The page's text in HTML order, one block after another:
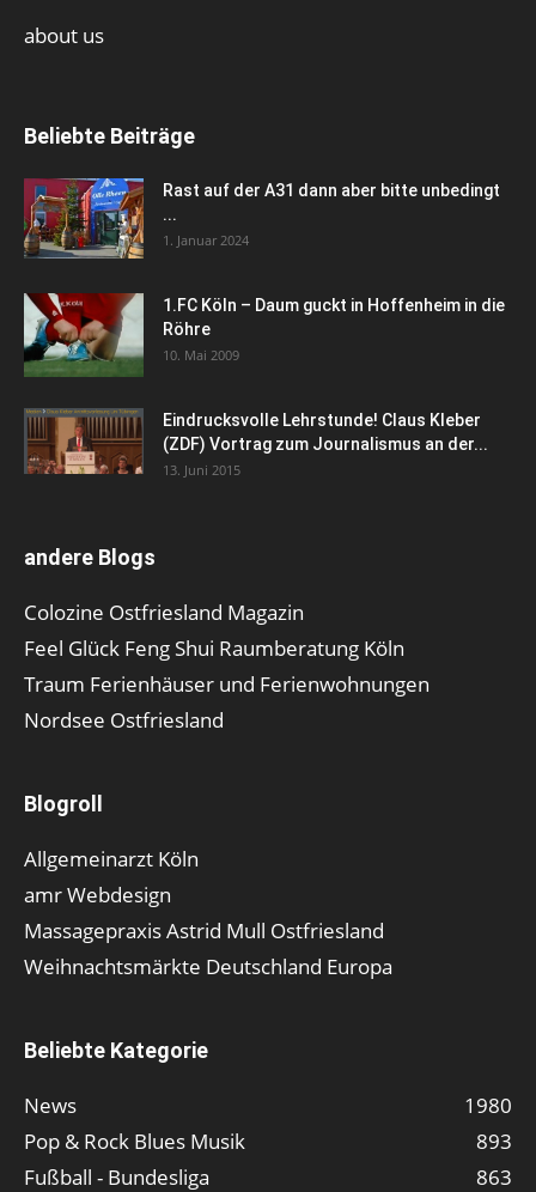
about us
Beliebte Beiträge
Rast auf der A31 dann aber bitte unbedingt
...
1. Januar 2024
1.FC Köln – Daum guckt in Hoffenheim in die
Röhre
10. Mai 2009
Eindrucksvolle Lehrstunde! Claus Kleber
(ZDF) Vortrag zum Journalismus an der...
13. Juni 2015
andere Blogs
Colozine Ostfriesland Magazin
Feel Glück Feng Shui Raumberatung Köln
Traum Ferienhäuser und Ferienwohnungen
Nordsee Ostfriesland
Blogroll
Allgemeinarzt Köln
amr Webdesign
Massagepraxis Astrid Mull Ostfriesland
Weihnachtsmärkte Deutschland Europa
Beliebte Kategorie
News
1980
Pop & Rock Blues Musik
893
Fußball - Bundesliga
863